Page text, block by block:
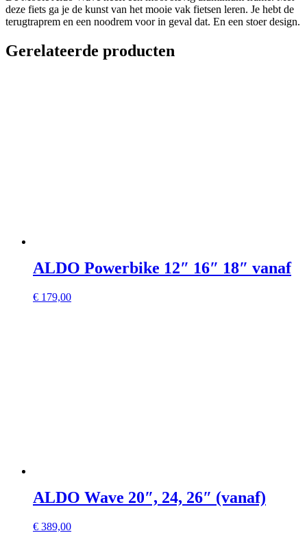
deze fiets ga je de kunst van het mooie vak fietsen leren. Je hebt de
terugtraprem en een noodrem voor in geval dat. En een stoer design.
Gerelateerde producten
ALDO Powerbike 12″ 16″ 18″ vanaf
€ 179,00
ALDO Wave 20″, 24, 26″ (vanaf)
€ 389,00